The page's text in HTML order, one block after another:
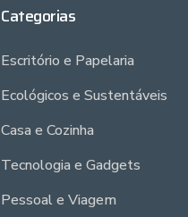
Categorias
Escritório e Papelaria
Ecológicos e Sustentáveis
Casa e Cozinha
Tecnologia e Gadgets
Pessoal e Viagem